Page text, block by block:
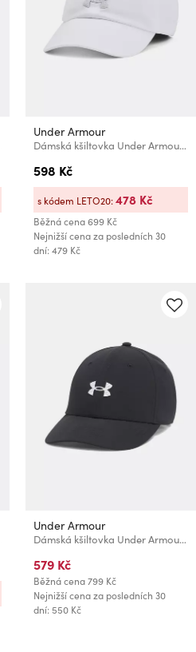
Under Armour
Dámská kšiltovka Under Armour Women's UA Blitzing Adj
598 Kč
Běžná cena699 Kč
Nejnižší cena za posledních 30
dní: 479 Kč
s kódem LETO20:478 Kč
Under Armour
Dámská kšiltovka Under Armour W Iso-chill Drive Low ADJ
579 Kč
Běžná cena799 Kč
Nejnižší cena za posledních 30
dní: 550 Kč